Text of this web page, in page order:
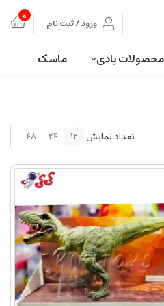
ورود / ثبت نام 0
محصولات بادی ماسک
تعداد نمایش 12
24
48